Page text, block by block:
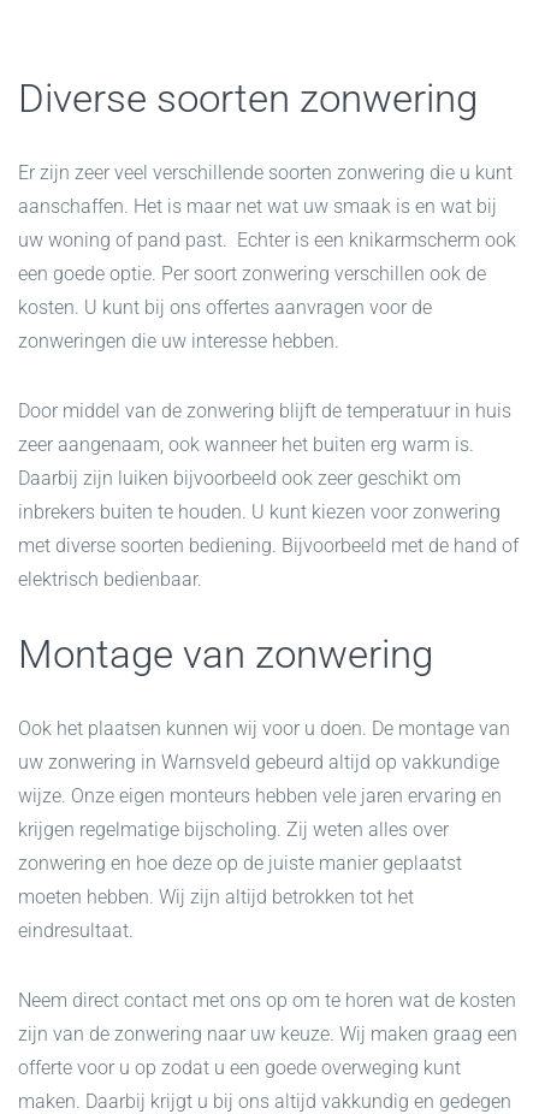
Diverse soorten zonwering
Er zijn zeer veel verschillende soorten zonwering die u kunt
aanschaffen. Het is maar net wat uw smaak is en wat bij
uw woning of pand past. Echter is een knikarmscherm ook
een goede optie. Per soort zonwering verschillen ook de
kosten. U kunt bij ons offertes aanvragen voor de
zonweringen die uw interesse hebben.
Door middel van de zonwering blijft de temperatuur in huis
zeer aangenaam, ook wanneer het buiten erg warm is.
Daarbij zijn luiken bijvoorbeeld ook zeer geschikt om
inbrekers buiten te houden. U kunt kiezen voor zonwering
met diverse soorten bediening. Bijvoorbeeld met de hand of
elektrisch bedienbaar.
Montage van zonwering
Ook het plaatsen kunnen wij voor u doen. De montage van
uw zonwering in Warnsveld gebeurd altijd op vakkundige
wijze. Onze eigen monteurs hebben vele jaren ervaring en
krijgen regelmatige bijscholing. Zij weten alles over
zonwering en hoe deze op de juiste manier geplaatst
moeten hebben. Wij zijn altijd betrokken tot het
eindresultaat.
Neem direct contact met ons op om te horen wat de kosten
zijn van de zonwering naar uw keuze. Wij maken graag een
offerte voor u op zodat u een goede overweging kunt
maken. Daarbij krijgt u bij ons altijd vakkundig en gedegen